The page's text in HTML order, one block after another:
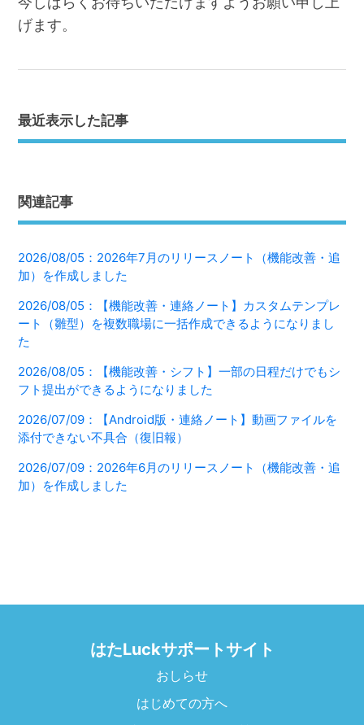
げます。
最近表示した記事
関連記事
2026/08/05：2026年7月のリリースノート（機能改善・追
加）を作成しました
2026/08/05：【機能改善・連絡ノート】カスタムテンプレ
ート（雛型）を複数職場に一括作成できるようになりまし
た
2026/08/05：【機能改善・シフト】一部の日程だけでもシ
フト提出ができるようになりました
2026/07/09：【Android版・連絡ノート】動画ファイルを
添付できない不具合（復旧報）
2026/07/09：2026年6月のリリースノート（機能改善・追
加）を作成しました
はたLuckサポートサイト
おしらせ
はじめての方へ